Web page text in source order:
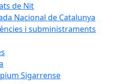
de Nit
Nacional de Catalunya
i subministraments
Sigarrense